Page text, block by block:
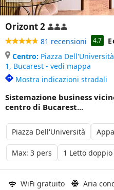
Orizont 2
81 recensioni 4.7
Centro: Piazza
1, Bucarest - vedi mappa
Mostra indicazioni stradali
Sistemazione business
centro di Bucarest...
Piazza Dell'Università
Max: 3 pers 1 Letto doppio
WiFi gratuito Aria